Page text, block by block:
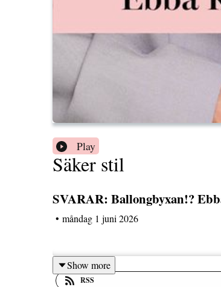
Play
Säker stil
SVARAR: Ballongbyxan!?
• måndag 1 juni 2026
Show more
RSS